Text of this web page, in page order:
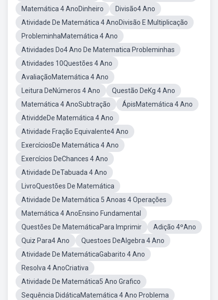
Matemática 4 AnoDinheiro
Divisão4 Ano
Atividade De Matemática 4 AnoDivisão E Multiplicação
ProbleminhaMatemática 4 Ano
Atividades Do4 Ano De Matematica Probleminhas
Atividades 10Questões 4 Ano
AvaliaçãoMatemática 4 Ano
Leitura DeNúmeros 4 Ano
Questão DeKg 4 Ano
Matemática 4 AnoSubtração
ÁpisMatemática 4 Ano
AtividdeDe Matemática 4 Ano
Atividade Fração Equivalente4 Ano
ExercíciosDe Matemática 4 Ano
Exercícios DeChances 4 Ano
Atividade DeTabuada 4 Ano
LivroQuestões De Matemática
Atividade De Matemática 5 Anoas 4 Operações
Matemática 4 AnoEnsino Fundamental
Questões De MatemáticaPara Imprimir
Adição 4ºAno
Quiz Para4 Ano
Questoes DeAlgebra 4 Ano
Atividade De MatemáticaGabarito 4 Ano
Resolva 4 AnoCriativa
Atividade De Matemática5 Ano Grafico
Sequência DidáticaMatemática 4 Ano Problema